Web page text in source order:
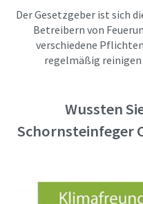
Der Gesetzgeber ist sich
Betreibern von
verschiedene
regelmäßig reinigen
Wussten
Schornsteinfeger